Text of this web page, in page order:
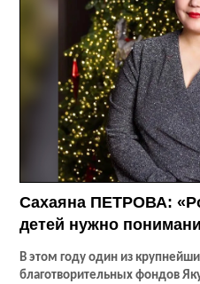
Сахаяна ПЕТРОВА:
детей нужно
В этом году один из
благотворительных фондов